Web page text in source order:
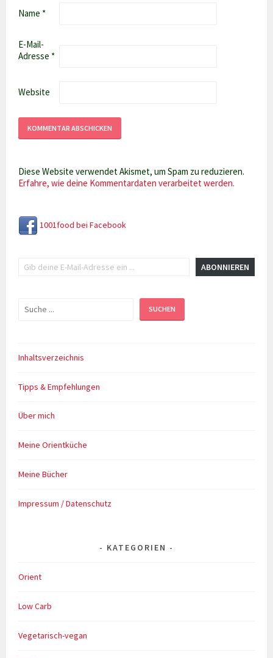
Name *
E-Mail-
Adresse *
Website
Diese Website verwendet Akismet, um Spam zu reduzieren.
Erfahre, wie deine Kommentardaten verarbeitet werden.
1001food bei Facebook
ABONNIEREN
Suchen SUCHEN
Inhaltsverzeichnis
Tipps & Empfehlungen
Über mich
Meine Orientküche
Meine Bücher
Impressum / Datenschutz
KATEGORIEN
Orient
Low Carb
Vegetarisch-vegan